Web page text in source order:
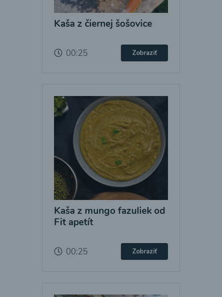
Kaša z čiernej šošovice
00:25 Zobraziť
Kaša z mungo fazuliek od
Fit apetít
00:25 Zobraziť